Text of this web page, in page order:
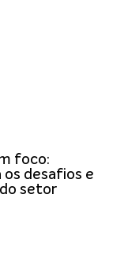
foco:
os desafios e
setor